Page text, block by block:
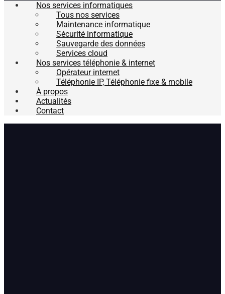
Nos services informatiques
Tous nos services
Maintenance informatique
Sécurité informatique
Sauvegarde des données
Services cloud
Nos services téléphonie & internet
Opérateur internet
Téléphonie IP, Téléphonie fixe & mobile
À propos
Actualités
Contact